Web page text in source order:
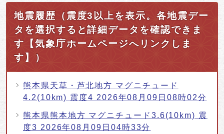
地震履歴（震度3以上を表示。各地震デー
タを選択すると詳細データを確認できま
す【気象庁ホームページへリンクしま
す】）
熊本県天草・芦北地方 マグニチュード
4.2(10km) 震度4 2026年08月09日08時02分
熊本県熊本地方 マグニチュード3.6(10km) 震
度3 2026年08月09日04時33分